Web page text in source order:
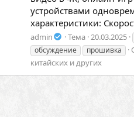
устройствами
характеристики:
admin Тема 20.03.2025
обсуждение
прошивка
китайских и других